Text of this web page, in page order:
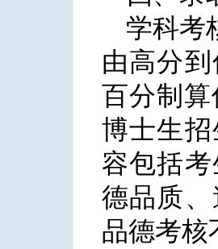
学科考
由高分
百分制
博士生
容包括
德品质
品德考核